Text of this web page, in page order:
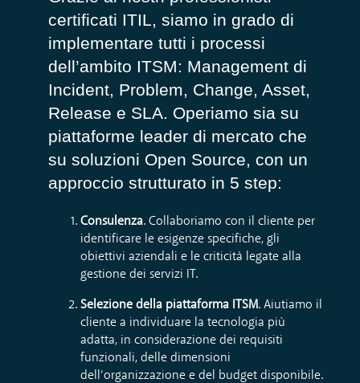
certificati ITIL, siamo in grado di
implementare tutti i processi
dell’ambito ITSM: Management di
Incident, Problem, Change, Asset,
Release e SLA. Operiamo sia su
piattaforme leader di mercato che
su soluzioni Open Source, con un
approccio strutturato in 5 step:
Consulenza. Collaboriamo con il cliente per
identificare le esigenze specifiche, gli
obiettivi aziendali e le criticità legate alla
gestione dei servizi IT.
Selezione della piattaforma ITSM. Aiutiamo il
cliente a individuare la tecnologia più
adatta, in considerazione dei requisiti
funzionali, delle dimensioni
dell’organizzazione e del budget disponibile.